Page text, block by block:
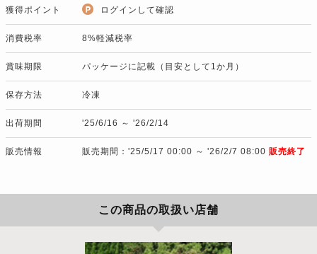
獲得ポイント ログインして確認
消費税率 8%軽減税率
賞味期限 パッケージに記載（目安として1か月）
保存方法 冷凍
出荷期間 '25/6/16 ～ '26/2/14
販売情報 販売期間：'25/5/17 00:00 ～ '26/2/7 08:00 販売終了
この商品の取扱い店舗